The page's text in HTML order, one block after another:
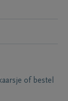
of bestel